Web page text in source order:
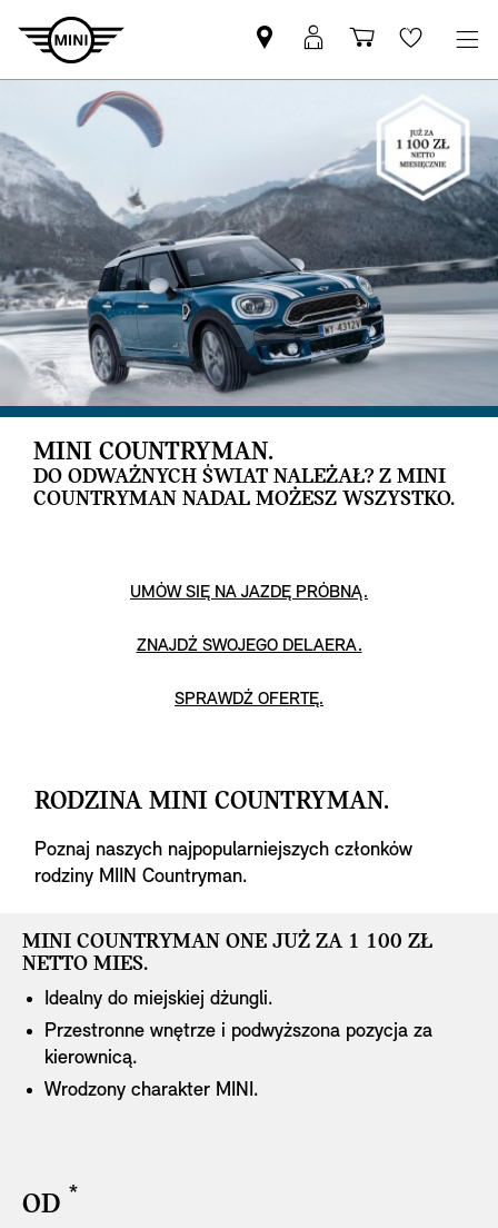
Znajdź
Partnera
Logowanie
MyMini
KoszykWishlist
MINI COUNTRYMAN.
DO ODWAŻNYCH ŚWIAT NALEŻAŁ? Z MINI
COUNTRYMAN NADAL MOŻESZ WSZYSTKO.
UMÓW SIĘ NA JAZDĘ PRÓBNĄ.
ZNAJDŹ SWOJEGO DELAERA.
SPRAWDŹ OFERTĘ.
RODZINA MINI COUNTRYMAN.
Poznaj naszych najpopularniejszych członków
rodziny MIIN Countryman.
MINI COUNTRYMAN ONE JUŻ ZA 1 100 ZŁ
NETTO MIES.
Idealny do miejskiej dżungli.
Przestronne wnętrze i podwyższona pozycja za
kierownicą.
Wrodzony charakter MINI.
OD *
MINI COUNTRYMAN ONE JUŻ ZA 1 100 ZŁ
disclaimer